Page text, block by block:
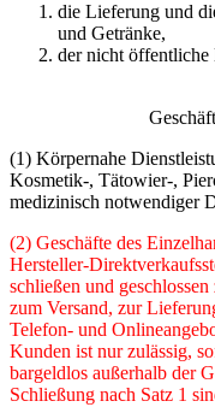
die Lieferung und
und Getränke,
der nicht öffentliche
(1) Körpernahe
Kosmetik-, Tätowier-,
medizinisch notwendiger
(2) Geschäfte des
Hersteller-
schließen und
zum Versand, zur
Telefon- und
Kunden ist nur zulässig,
bargeldlos außerhalb der
Schließung nach Satz 1